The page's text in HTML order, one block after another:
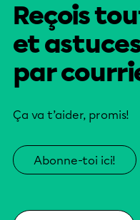
Reçois
et
par
Ça va t’aider, promis!
Abonne-toi ici!